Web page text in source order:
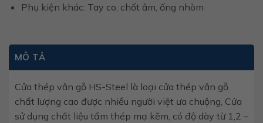
Phụ kiện khác: Tay co, chốt âm, ống nhòm
MÔ TẢ
Cửa thép vân gỗ HS-Steel là loại cửa thép vân gỗ
chất lượng cao được nhiều người việt ưa chuộng, Cửa
sử dụng chất liệu tấm thép mạ kẽm, có độ dày từ 1,2 –